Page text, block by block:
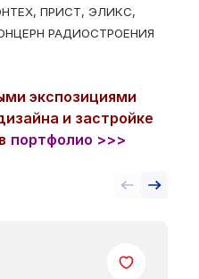
ПРИСТ, ЭЛИКС,
РАДИОСТРОЕНИЯ
экспозициями
и застройке
портфолио >>>